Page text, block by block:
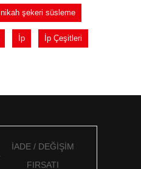
nikah şekeri süsleme
İp İp Çeşitleri
İADE / DEĞİŞİM
FIRSATI